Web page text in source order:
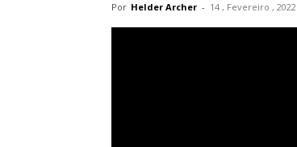
Por Helder Archer - 14 , Fevereiro , 2022